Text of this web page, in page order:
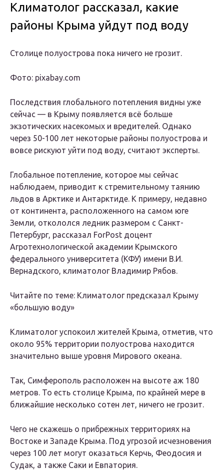
Климатолог рассказал, какие
районы Крыма уйдут под воду
Столице полуострова пока ничего не грозит.
Фото: pixabay.com
Последствия глобального потепления видны уже
сейчас — в Крыму появляется всё больше
экзотических насекомых и вредителей. Однако
через 50-100 лет некоторые районы полуострова и
вовсе рискуют уйти под воду, считают эксперты.
Глобальное потепление, которое мы сейчас
наблюдаем, приводит к стремительному таянию
льдов в Арктике и Антарктиде. К примеру, недавно
от континента, расположенного на самом юге
Земли, откололся ледник размером с Санкт-
Петербург, рассказал ForPost доцент
Агротехнологической академии Крымского
федерального университета (КФУ) имени В.И.
Вернадского, климатолог Владимир Рябов.
Читайте по теме: Климатолог предсказал Крыму
«большую воду»
Климатолог успокоил жителей Крыма, отметив, что
около 95% территории полуострова находится
значительно выше уровня Мирового океана.
Так, Симферополь расположен на высоте аж 180
метров. То есть столице Крыма, по крайней мере в
ближайшие несколько сотен лет, ничего не грозит.
Чего не скажешь о прибрежных территориях на
Востоке и Западе Крыма. Под угрозой исчезновения
через 100 лет могут оказаться Керчь, Феодосия и
Судак, а также Саки и Евпатория.